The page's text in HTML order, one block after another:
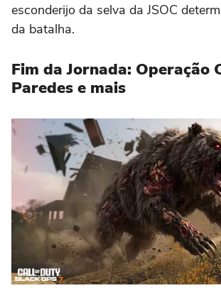
esconderijo da selva da JSOC
da batalha.
Fim da Jornada: Operação
Paredes e mais